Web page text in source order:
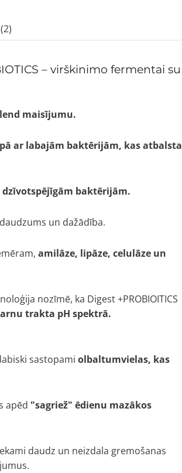
– virškinimo fermentai su
maisījumu.
ar labajām baktērijām, kas atbalsta
baktērijām.
un dažādība.
amilāze, lipāze, celulāze un
nozīmē, ka Digest +PROBIOITICS
trakta pH spektrā.
sastopami olbaltumvielas, kas
apēd "sagriež" ēdienu mazākos
daudz un neizdala gremošanas